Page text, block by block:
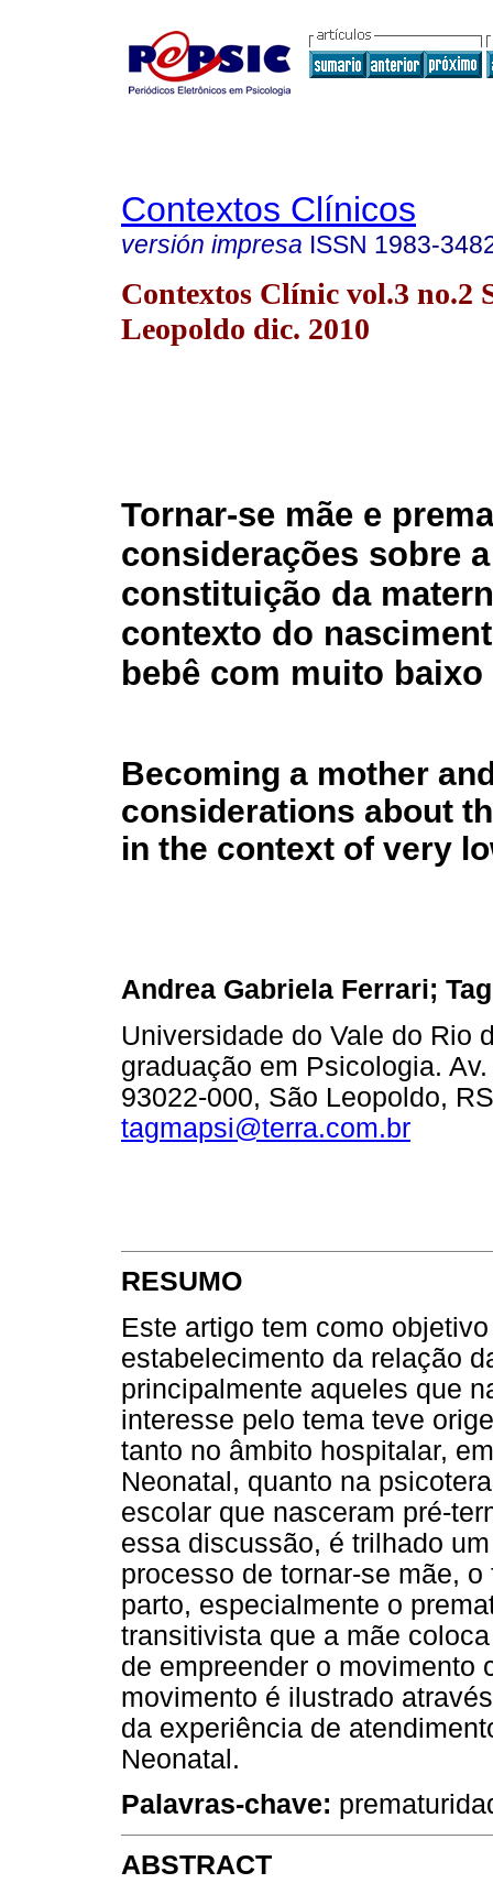
Contextos Clínicos
versión impresa ISSN 1983-
Contextos Clínic vol.3 no.2
Leopoldo dic. 2010
Tornar-se mãe e
considerações sobre a
constituição da
contexto do
bebê com muito baixo
Becoming a mother
considerations about
in the context of very
Andrea Gabriela Ferrari;
Universidade do Vale do Rio
graduação em Psicologia.
93022-000, São Leopoldo,
tagmapsi@terra.com.br
RESUMO
Este artigo tem como
estabelecimento da relação
principalmente aqueles que
interesse pelo tema teve
tanto no âmbito hospitalar,
Neonatal, quanto na
escolar que nasceram pré-
essa discussão, é trilhado
processo de tornar-se mãe,
parto, especialmente o
transitivista que a mãe
de empreender o movimento
movimento é ilustrado
da experiência de
Neonatal.
Palavras-chave:
ABSTRACT